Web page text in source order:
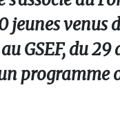
venus
GSEF, du 29
programme